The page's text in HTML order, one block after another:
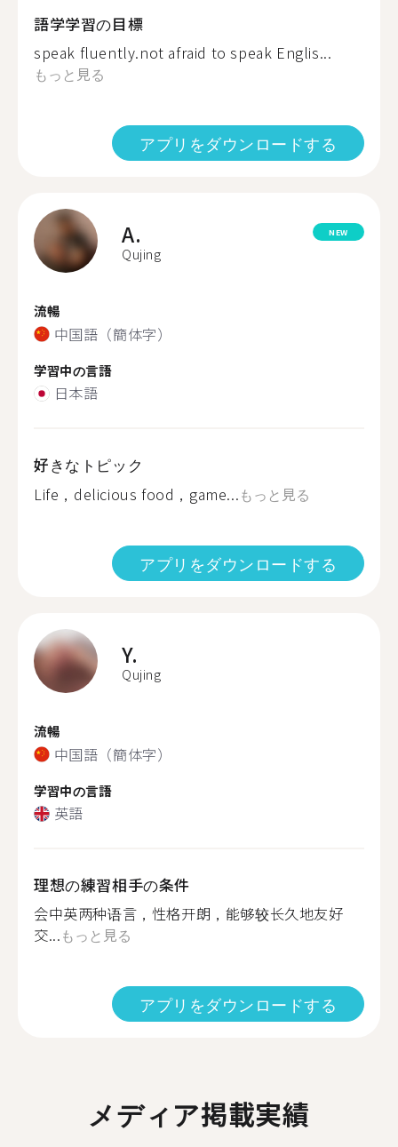
語学学習の目標
speak fluently.not afraid to speak Englis...
もっと見る
アプリをダウンロードする
A.
Qujing
NEW
流暢
中国語（簡体字）
学習中の言語
日本語
好きなトピック
Life，delicious food，game...もっと見る
アプリをダウンロードする
Y.
Qujing
流暢
中国語（簡体字）
学習中の言語
英語
理想の練習相手の条件
会中英两种语言，性格开朗，能够较长久地友好
交...もっと見る
アプリをダウンロードする
メディア掲載実績